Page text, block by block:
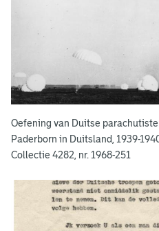
Oefening van Duitse
Paderborn in Duitsland, 1939-
Collectie 4282, nr. 1968-251